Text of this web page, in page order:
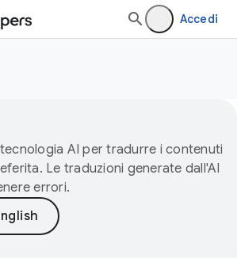
Accedi
AI per tradurre i contenuti
Le traduzioni generate dall'AI
errori.